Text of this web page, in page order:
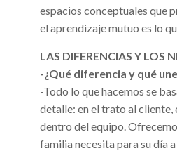
espacios conceptuales que
el aprendizaje mutuo es lo
LAS DIFERENCIAS Y LOS
-¿Qué diferencia y qué
-Todo lo que hacemos se
detalle: en el trato al cliente,
dentro del equipo.
familia necesita para su día